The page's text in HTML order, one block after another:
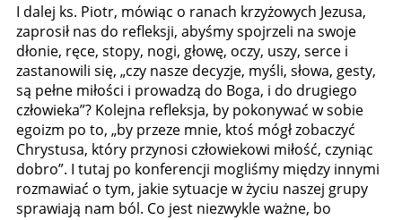
I dalej ks. Piotr, mówiąc o ranach krzyżowych Jezusa,
zaprosił nas do refleksji, abyśmy spojrzeli na swoje
dłonie, ręce, stopy, nogi, głowę, oczy, uszy, serce i
zastanowili się, „czy nasze decyzje, myśli, słowa, gesty,
są pełne miłości i prowadzą do Boga, i do drugiego
człowieka”? Kolejna refleksja, by pokonywać w sobie
egoizm po to, „by przeze mnie, ktoś mógł zobaczyć
Chrystusa, który przynosi człowiekowi miłość, czyniąc
dobro”. I tutaj po konferencji mogliśmy między innymi
rozmawiać o tym, jakie sytuacje w życiu naszej grupy
sprawiają nam ból. Co jest niezwykle ważne, bo